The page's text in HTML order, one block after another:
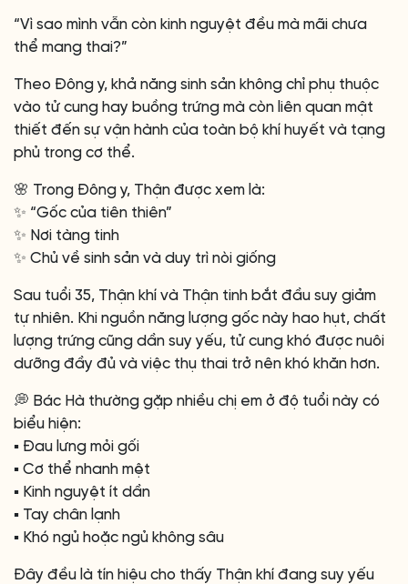
“Vì sao mình vẫn còn kinh nguyệt đều mà mãi chưa
thể mang thai?”
Theo Đông y, khả năng sinh sản không chỉ phụ thuộc
vào tử cung hay buồng trứng mà còn liên quan mật
thiết đến sự vận hành của toàn bộ khí huyết và tạng
phủ trong cơ thể.
🌸 Trong Đông y, Thận được xem là:
✨ “Gốc của tiên thiên”
✨ Nơi tàng tinh
✨ Chủ về sinh sản và duy trì nòi giống
Sau tuổi 35, Thận khí và Thận tinh bắt đầu suy giảm
tự nhiên. Khi nguồn năng lượng gốc này hao hụt, chất
lượng trứng cũng dần suy yếu, tử cung khó được nuôi
dưỡng đầy đủ và việc thụ thai trở nên khó khăn hơn.
💭 Bác Hà thường gặp nhiều chị em ở độ tuổi này có
biểu hiện:
▪️ Đau lưng mỏi gối
▪️ Cơ thể nhanh mệt
▪️ Kinh nguyệt ít dần
▪️ Tay chân lạnh
▪️ Khó ngủ hoặc ngủ không sâu
Đây đều là tín hiệu cho thấy Thận khí đang suy yếu